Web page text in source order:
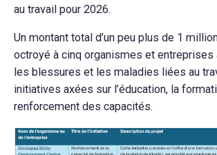
au travail pour 2026.
Un montant total d’un peu plus de 1
octroyé à cinq organismes et entreprises
les blessures et les maladies liées au
initiatives axées sur l’éducation, la
renforcement des capacités.